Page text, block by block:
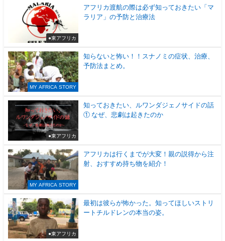
●東アフリカ
アフリカ渡航の際は必ず知っておきたい「マ
ラリア」の予防と治療法
MY AFRICA STORY
知らないと怖い！！スナノミの症状、治療、
予防法まとめ。
●東アフリカ
知っておきたい、ルワンダジェノサイドの話
① なぜ、悲劇は起きたのか
MY AFRICA STORY
アフリカは行くまでが大変！親の説得から注
射、おすすめ持ち物を紹介！
●東アフリカ
最初は彼らが怖かった。知ってほしいストリ
ートチルドレンの本当の姿。